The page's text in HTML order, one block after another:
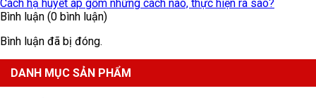
Cách hạ huyết áp gồm những cách nào, thực hiện ra sao?
Bình luận (0 bình luận)
Bình luận đã bị đóng.
DANH MỤC SẢN PHẨM